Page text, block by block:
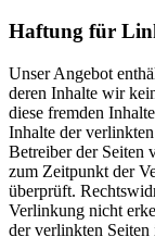
Haftung für
Unser Angebot
deren Inhalte wir
diese fremden
Inhalte der
Betreiber der Seiten
zum Zeitpunkt der
überprüft.
Verlinkung nicht
der verlinkten